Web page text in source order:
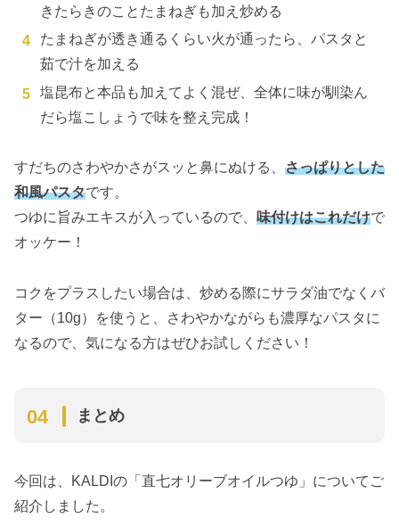
きたらきのことたまねぎも加え炒める
たまねぎが透き通るくらい火が通ったら、パスタと
茹で汁を加える
塩昆布と本品も加えてよく混ぜ、全体に味が馴染ん
だら塩こしょうで味を整え完成！
すだちのさわやかさがスッと鼻にぬける、 さっぱりとした
和風パスタです。
つゆに旨みエキスが入っているので、 味付けはこれだけで
オッケー！
コクをプラスしたい場合は、炒める際にサラダ油でなくバ
ター（10g）を使うと、さわやかながらも濃厚なパスタに
なるので、気になる方はぜひお試しください！
まとめ
今回は、KALDIの「直七オリーブオイルつゆ」についてご
紹介しました。